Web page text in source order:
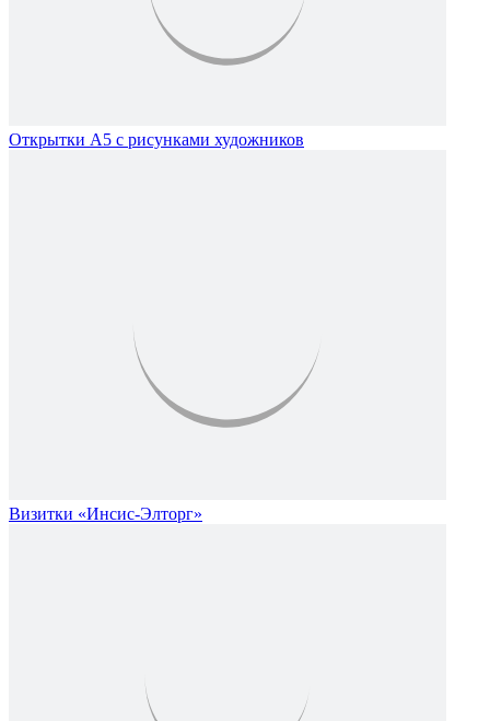
Открытки А5 с рисунками художников
Визитки «Инсис-Элторг»